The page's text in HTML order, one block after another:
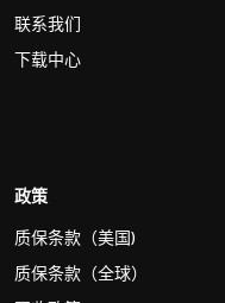
联系我们
下载中心
政策
质保条款（美国)
质保条款（全球）